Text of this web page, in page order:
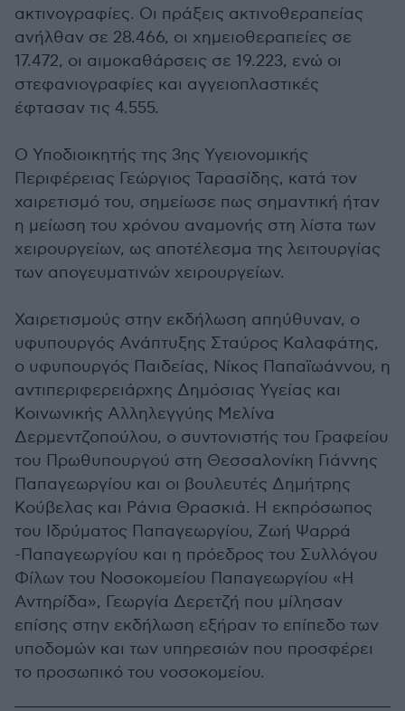
ακτινογραφίες. Οι πράξεις ακτινοθεραπείας
ανήλθαν σε 28.466, οι χημειοθεραπείες σε
17.472, οι αιμοκαθάρσεις σε 19.223, ενώ οι
στεφανιογραφίες και αγγειοπλαστικές
έφτασαν τις 4.555.
Ο Υποδιοικητής της 3ης Υγειονομικής
Περιφέρειας Γεώργιος Ταρασίδης, κατά τον
χαιρετισμό του, σημείωσε πως σημαντική ήταν
η μείωση του χρόνου αναμονής στη λίστα των
χειρουργείων, ως αποτέλεσμα της λειτουργίας
των απογευματινών χειρουργείων.
Χαιρετισμούς στην εκδήλωση απηύθυναν, ο
υφυπουργός Ανάπτυξης Σταύρος Καλαφάτης,
ο υφυπουργός Παιδείας, Νίκος Παπαϊωάννου, η
αντιπεριφερειάρχης Δημόσιας Υγείας και
Κοινωνικής Αλληλεγγύης Μελίνα
Δερμεντζοπούλου, ο συντονιστής του Γραφείου
του Πρωθυπουργού στη Θεσσαλονίκη Γιάννης
Παπαγεωργίου και οι βουλευτές Δημήτρης
Κούβελας και Ράνια Θρασκιά. Η εκπρόσωπος
του Ιδρύματος Παπαγεωργίου, Ζωή Ψαρρά
-Παπαγεωργίου και η πρόεδρος του Συλλόγου
Φίλων του Νοσοκομείου Παπαγεωργίου «Η
Αντηρίδα», Γεωργία Δερετζή που μίλησαν
επίσης στην εκδήλωση εξήραν το επίπεδο των
υποδομών και των υπηρεσιών που προσφέρει
το προσωπικό του νοσοκομείου.